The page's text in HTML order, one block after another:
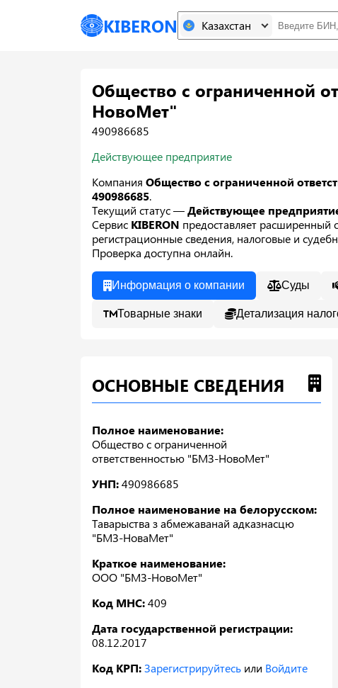
KIBERON Казахстан
Общество с ограниченной
НовоМет"
490986685
Действующее предприятие
Компания Общество с ограниченной
490986685.
Текущий статус —Действующее
Сервис KIBERON предоставляет расширенный
регистрационные сведения, налоговые и
Проверка доступна онлайн.
Информация о компании Суды
Товарные знаки Детализация
ОСНОВНЫЕ СВЕДЕНИЯ
Полное наименование:
Общество с ограниченной
ответственностью "БМЗ-НовоМет"
УНП:490986685
Полное наименование на белорусском:
Таварыства з абмежаванай адказнасцю
"БМЗ-НоваМет"
Краткое наименование:
ООО "БМЗ-НовоМет"
Код МНС:409
Дата государственной регистрации:
08.12.2017
Код КРП:Зарегистрируйтесь или Войдите